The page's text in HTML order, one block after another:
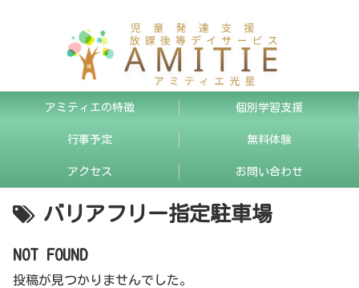
アミティエの特徴 個別学習支援
行事予定 無料体験
アクセス お問い合わせ
バリアフリー指定駐車場
NOT FOUND
投稿が見つかりませんでした。